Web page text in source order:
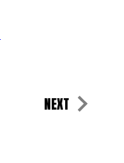
NEXT